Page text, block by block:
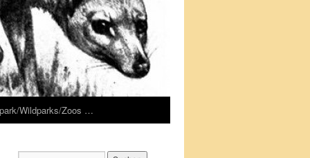
Wildparks/Zoos …